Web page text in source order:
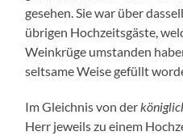
gesehen. Sie war über
übrigen Hochzeitsgäste,
Weinkrüge umstanden
seltsame Weise gefüllt
Im Gleichnis von der
Herr jeweils zu einem